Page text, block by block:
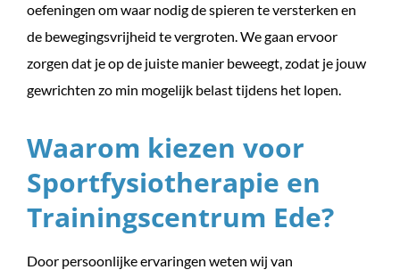
oefeningen om waar nodig de spieren te versterken en
de bewegingsvrijheid te vergroten. We gaan ervoor
zorgen dat je op de juiste manier beweegt, zodat je jouw
gewrichten zo min mogelijk belast tijdens het lopen.
Waarom kiezen voor
Sportfysiotherapie en
Trainingscentrum Ede?
Door persoonlijke ervaringen weten wij van